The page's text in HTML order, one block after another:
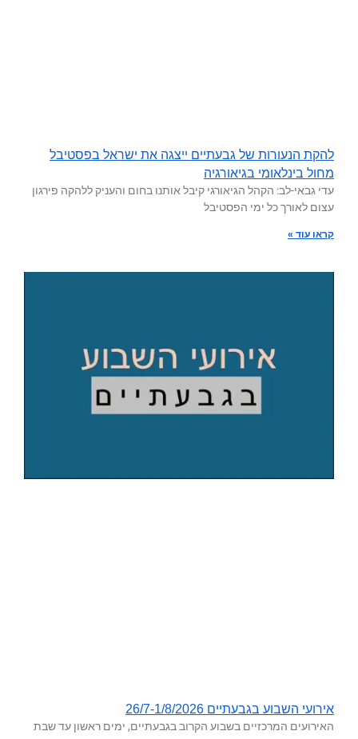
להקת הנעורות של גבעתיים ייצגה את ישראל בפסטיבל
מחול בינלאומי בגיאורגיה
עדי גבאי-לב: הקהל הגיאורגי קיבל אותנו בחום והעניק ללהקה פירגון
עצום לאורך כל ימי הפסטיבל
קראו עוד »
אירועי השבוע בגבעתיים 26/7-1/8/2026
האירועים המרכזיים בשבוע הקרוב בגבעתיים, ימים ראשון עד שבת